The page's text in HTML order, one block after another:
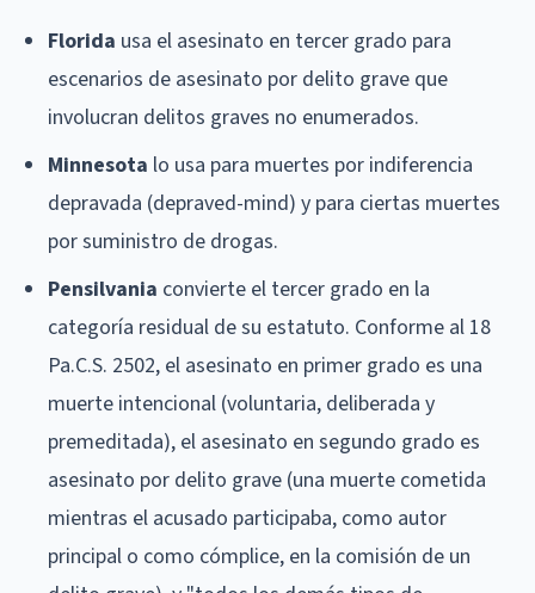
Florida usa el asesinato en tercer grado para
escenarios de asesinato por delito grave que
involucran delitos graves no enumerados.
Minnesota lo usa para muertes por indiferencia
depravada (depraved-mind) y para ciertas muertes
por suministro de drogas.
Pensilvania convierte el tercer grado en la
categoría residual de su estatuto. Conforme al 18
Pa.C.S. 2502, el asesinato en primer grado es una
muerte intencional (voluntaria, deliberada y
premeditada), el asesinato en segundo grado es
asesinato por delito grave (una muerte cometida
mientras el acusado participaba, como autor
principal o como cómplice, en la comisión de un